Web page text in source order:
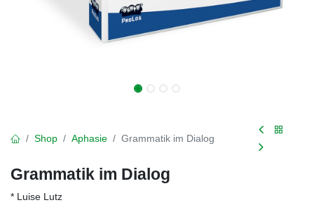
Shop Aphasie Grammatik im Dialog
Grammatik im Dialog
* Luise Lutz